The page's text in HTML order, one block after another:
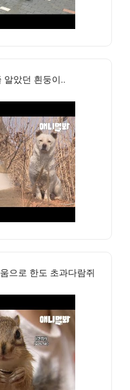
알았던 흰둥이..
으로 한도 초과다람쥐